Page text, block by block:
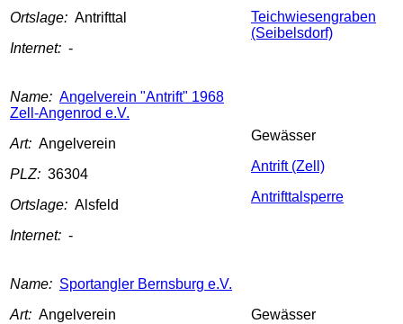
Ortslage: Antrifttal
Internet: -
Teichwiesengraben
(Seibelsdorf)
Name: Angelverein "Antrift" 1968
Zell-Angenrod e.V.
Art: Angelverein
PLZ: 36304
Ortslage: Alsfeld
Internet: -
Gewässer
Antrift (Zell)
Antrifttalsperre
Name: Sportangler Bernsburg e.V.
Art: Angelverein
Gewässer